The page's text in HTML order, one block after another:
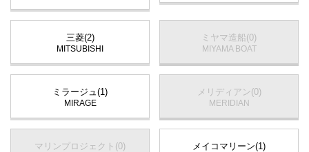
三菱(2)
MITSUBISHI
ミヤマ造船(0)
MIYAMA BOAT
ミラージュ(1)
MIRAGE
メリディアン(0)
MERIDIAN
マリンプロジェクト(0) メイコマリーン(1)